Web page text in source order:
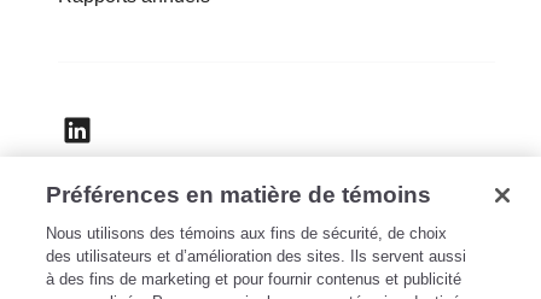
Confidentialité
Mentions légales
Préférences en matière de témoins
Nous utilisons des témoins aux fins de sécurité, de choix
des utilisateurs et d’amélioration des sites. Ils servent aussi
à des fins de marketing et pour fournir contenus et publicité